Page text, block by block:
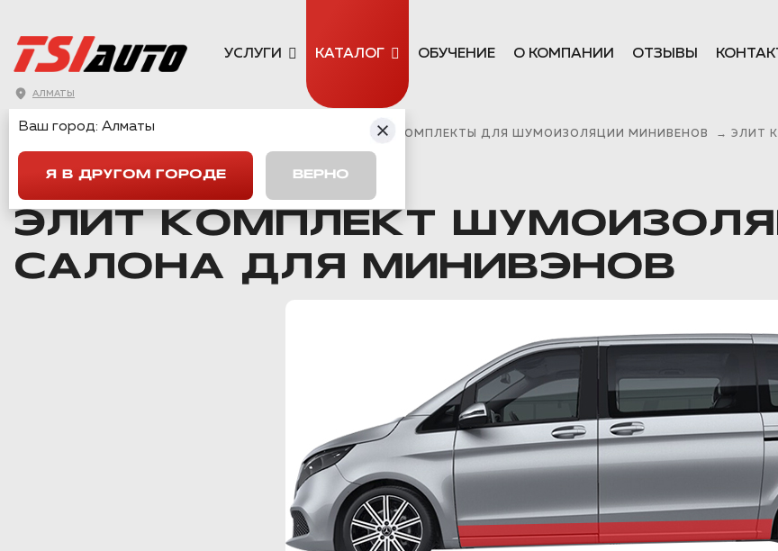
АЛМАТЫ
УСЛУГИ КАТАЛОГ ОБУЧЕНИЕ О КОМПАНИИ ОТЗЫВЫ
ГЛАВНАЯ → КАТАЛОГ → КОМПЛЕКТЫ ДЛЯ ШУМОИЗОЛЯЦИИ МИНИВЕНОВ → ЭЛИТ
Вернуться назад
ЭЛИТ КОМПЛЕКТ
САЛОНА ДЛЯ МИНИВЭНОВ
Ваш город: Алматы
Я В ДРУГОМ ГОРОДЕ ВЕРНО